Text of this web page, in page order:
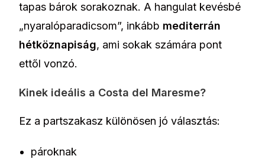
tapas bárok sorakoznak. A hangulat kevésbé
„nyaralóparadicsom”, inkább mediterrán
hétköznapiság, ami sokak számára pont
ettől vonzó.
Kinek ideális a Costa del Maresme?
Ez a partszakasz különösen jó választás:
pároknak